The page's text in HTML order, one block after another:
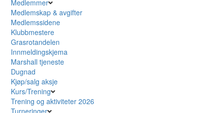
Medlemmer
Medlemskap & avgifter
Medlemssidene
Klubbmestere
Grasrotandelen
Innmeldingskjema
Marshall tjeneste
Dugnad
Kjøp/salg aksje
Kurs/Trening
Trening og aktiviteter 2026
Turneringer